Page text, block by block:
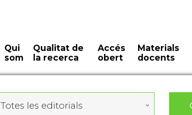
Qui
som
Qualitat de
la recerca
Accés
obert
Materials
docents
Totes les editorials